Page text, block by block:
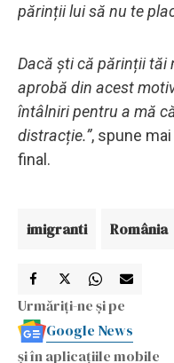
părinții lui să nu te
Dacă ști că părinții tăi
aprobă din acest
întâlniri pentru a mă
distracție.”, spune
final.
imigranti România
Urmăriți-ne și pe
Google News
și în aplicațiile mobile